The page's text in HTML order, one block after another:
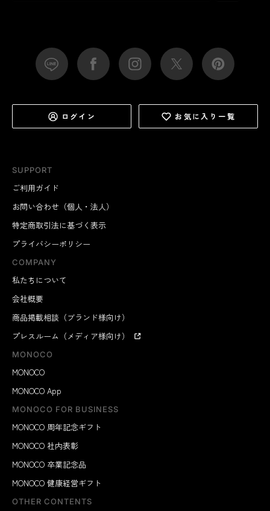
SUPPORT
ご利用ガイド
お問い合わせ（個人・法人）
特定商取引法に基づく表示
プライバシーポリシー
COMPANY
私たちについて
会社概要
商品掲載相談（ブランド様向け）
プレスルーム（メディア様向け）
MONOCO
MONOCO
MONOCO App
MONOCO FOR BUSINESS
MONOCO 周年記念ギフト
MONOCO 社内表彰
MONOCO 卒業記念品
MONOCO 健康経営ギフト
OTHER CONTENTS
ログイン お気に入り一覧